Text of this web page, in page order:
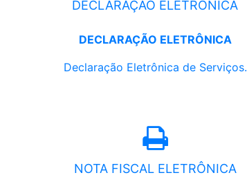
DECLARAÇÃO ELETRÔNICA
DECLARAÇÃO ELETRÔNICA
Declaração Eletrônica de Serviços.
NOTA FISCAL ELETRÔNICA